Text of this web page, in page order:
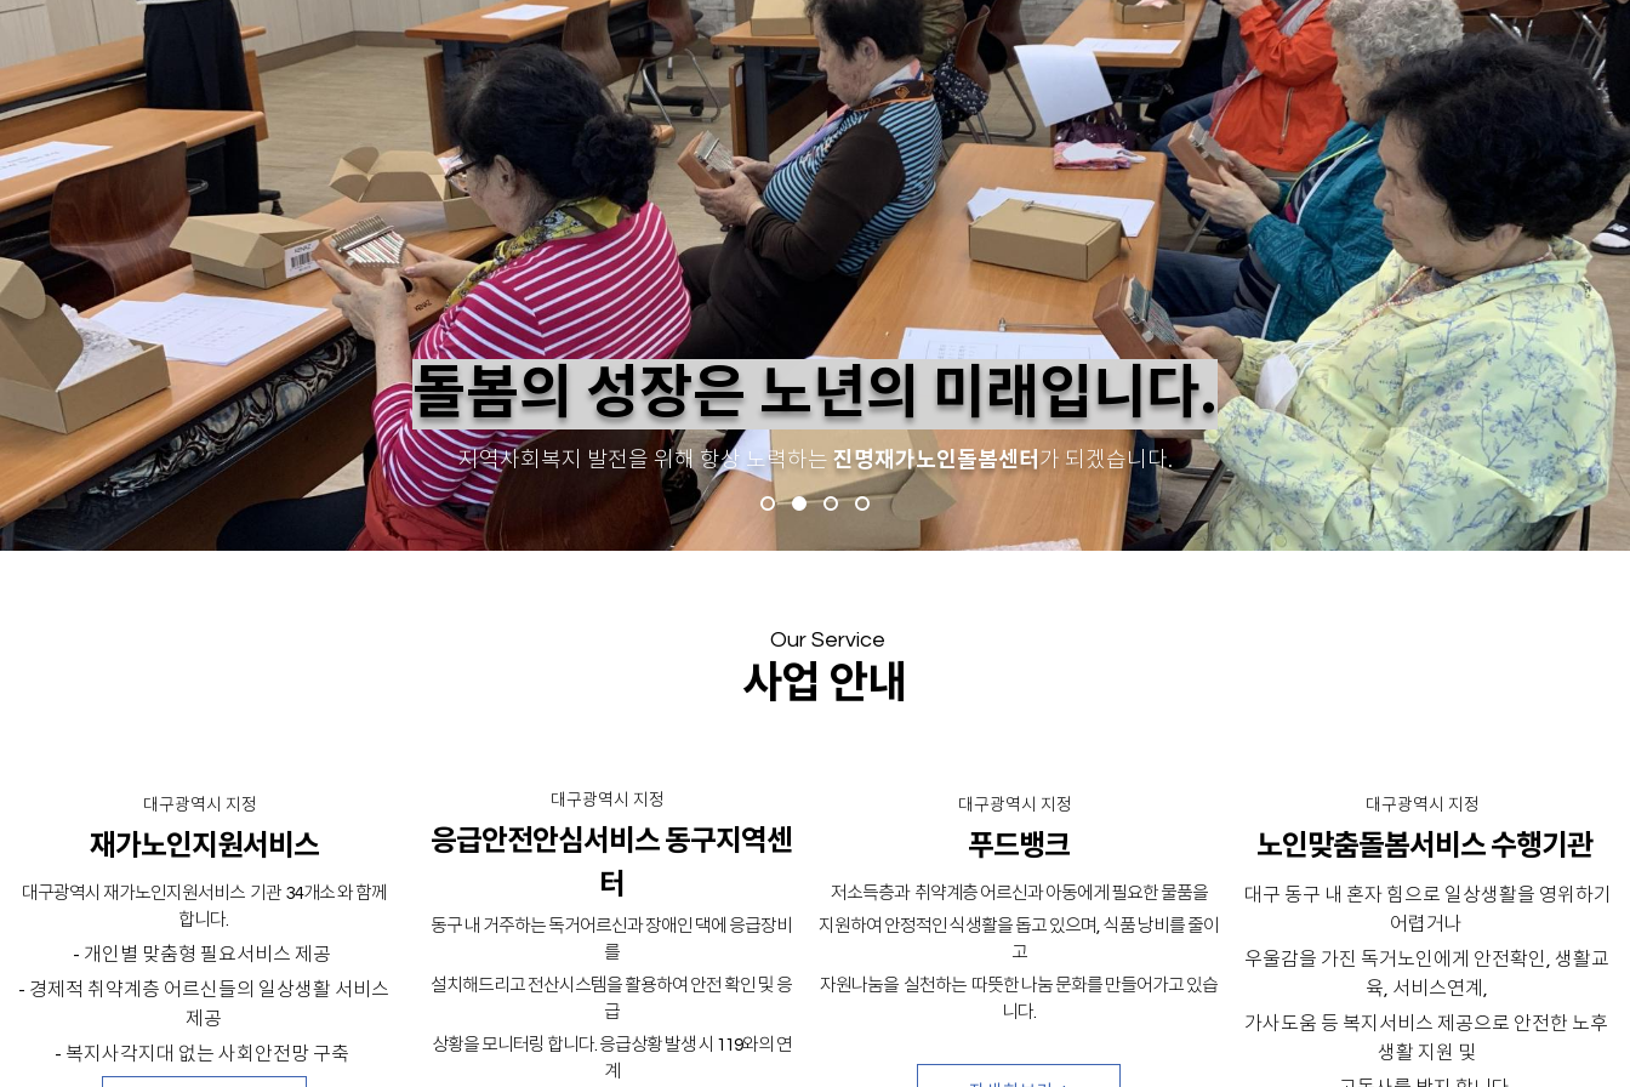
돌봄의 성장은 노년의 미래입니다.
지역사회복지 발전을 위해 항상 노력하는 진명재가노인돌봄센터가 되겠습니다.
Our Service
사업 안내
대구광역시 지정
재가노인지원서비스
대구광역시 재가노인지원서비스 기관 34개소 와 함께
합니다.
- 개인별 맞춤형 필요서비스 제공
- 경제적 취약계층 어르신들의 일상생활 서비스
제공
- 복지사각지대 없는 사회안전망 구축
대구광역시 지정
응급안전안심서비스 동구지역센
터
동구 내 거주하는 독거어르신과 장애인 댁에 응급장비
를
설치해드리고 전산시스템을 활용하여 안전 확인 및 응
급
상황을 모니터링 합니다. 응급상황 발생 시 119와의 연
계
대구광역시 지정
푸드뱅크
저소득층과 취약계층 어르신과 아동에게 필요한 물품을
지원하여 안정적인 식생활을 돕고 있으며, 식품 낭비를 줄이
고
자원나눔을 실천하는 따뜻한 나눔 문화를 만들어가고 있습
니다.
대구광역시 지정
노인맞춤돌봄서비스 수행기관
대구 동구 내 혼자 힘으로 일상생활을 영위하기
어렵거나
우울감을 가진 독거노인에게 안전확인, 생활교
육, 서비스연계,
가사도움 등 복지서비스 제공으로 안전한 노후
생활 지원 및